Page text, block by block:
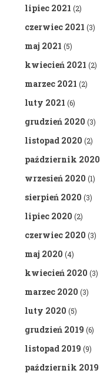
lipiec 2021 (2)
czerwiec 2021 (3)
maj 2021 (5)
kwiecień 2021 (2)
marzec 2021 (2)
luty 2021 (6)
grudzień 2020 (3)
listopad 2020 (2)
październik 2020
wrzesień 2020 (1)
sierpień 2020 (3)
lipiec 2020 (2)
czerwiec 2020 (3)
maj 2020 (4)
kwiecień 2020 (3)
marzec 2020 (3)
luty 2020 (5)
grudzień 2019 (6)
listopad 2019 (9)
październik 2019